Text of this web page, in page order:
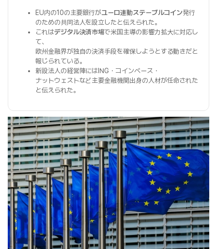
EU内の10の主要銀行がユーロ連動ステーブルコイン発行
のための共同法人を設立したと伝えられた。
これはデジタル決済市場で米国主導の影響力拡大に対応し
て、
欧州金融界が独自の決済手段を確保しようとする動きだと
報じられている。
新設法人の経営陣にはING・コインベース・
ナットウェストなど主要金融機関出身の人材が任命された
と伝えられた。